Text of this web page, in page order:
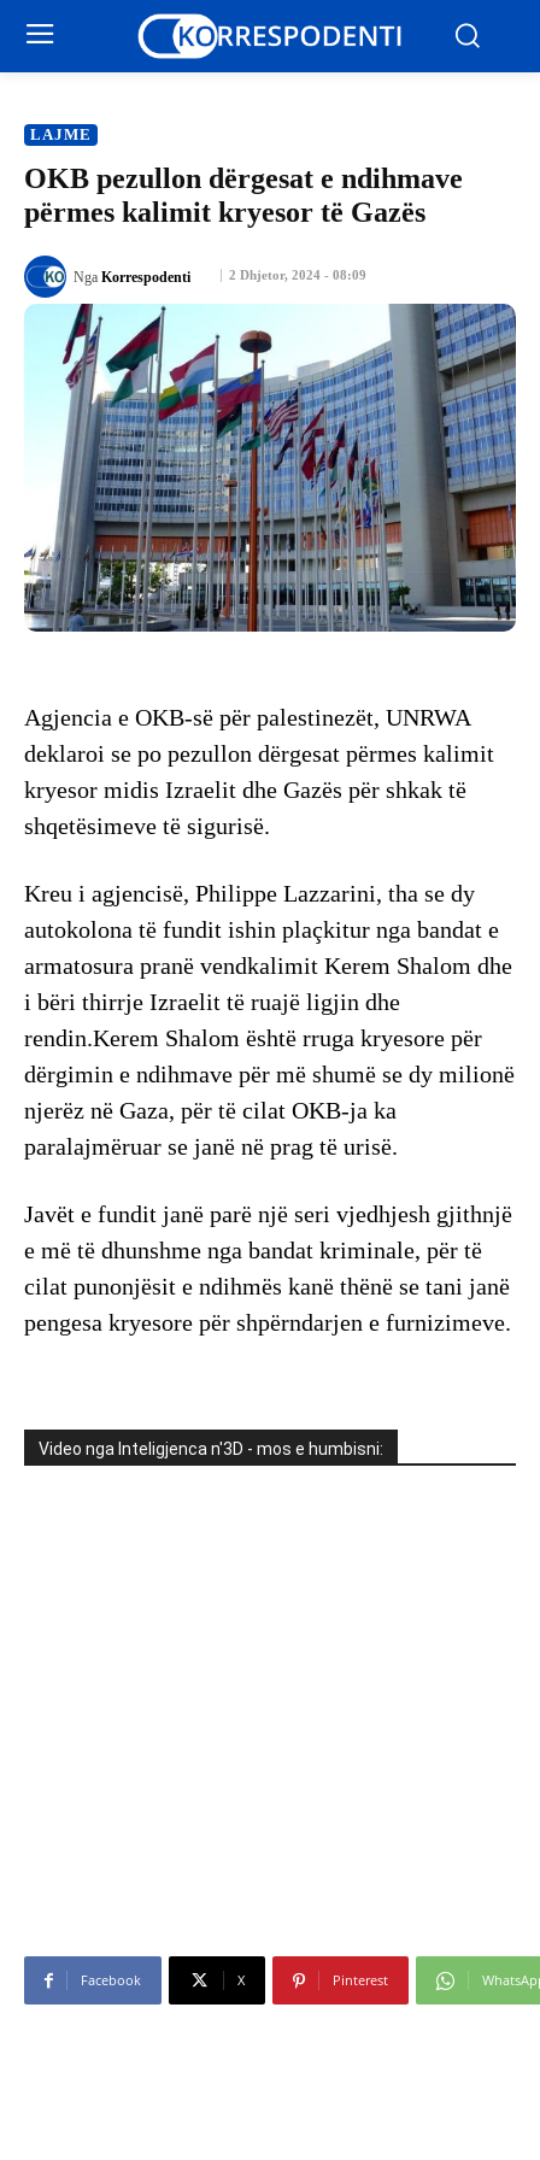
LAJME
OKB pezullon dërgesat e ndihmave
përmes kalimit kryesor të Gazës
2 Dhjetor, 2024 - 08:09
Nga Korrespodenti
Agjencia e OKB-së për palestinezët, UNRWA
deklaroi se po pezullon dërgesat përmes kalimit
kryesor midis Izraelit dhe Gazës për shkak të
shqetësimeve të sigurisë.
Kreu i agjencisë, Philippe Lazzarini, tha se dy
autokolona të fundit ishin plaçkitur nga bandat e
armatosura pranë vendkalimit Kerem Shalom dhe
i bëri thirrje Izraelit të ruajë ligjin dhe
rendin.Kerem Shalom është rruga kryesore për
dërgimin e ndihmave për më shumë se dy milionë
njerëz në Gaza, për të cilat OKB-ja ka
paralajmëruar se janë në prag të urisë.
Javët e fundit janë parë një seri vjedhjesh gjithnjë
e më të dhunshme nga bandat kriminale, për të
cilat punonjësit e ndihmës kanë thënë se tani janë
pengesa kryesore për shpërndarjen e furnizimeve.
Video nga Inteligjenca n'3D - mos e humbisni:
Facebook X Pinterest